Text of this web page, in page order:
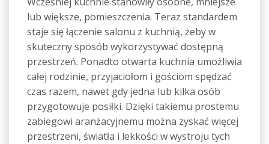
lub większe, pomieszczenia. Teraz standardem
staje się łączenie salonu z kuchnią, żeby w
skuteczny sposób wykorzystywać dostępną
przestrzeń. Ponadto otwarta kuchnia umożliwia
całej rodzinie, przyjaciołom i gościom spędzać
czas razem, nawet gdy jedna lub kilka osób
przygotowuje posiłki. Dzięki takiemu prostemu
zabiegowi aranżacyjnemu można zyskać więcej
przestrzeni, światła i lekkości w wystroju tych